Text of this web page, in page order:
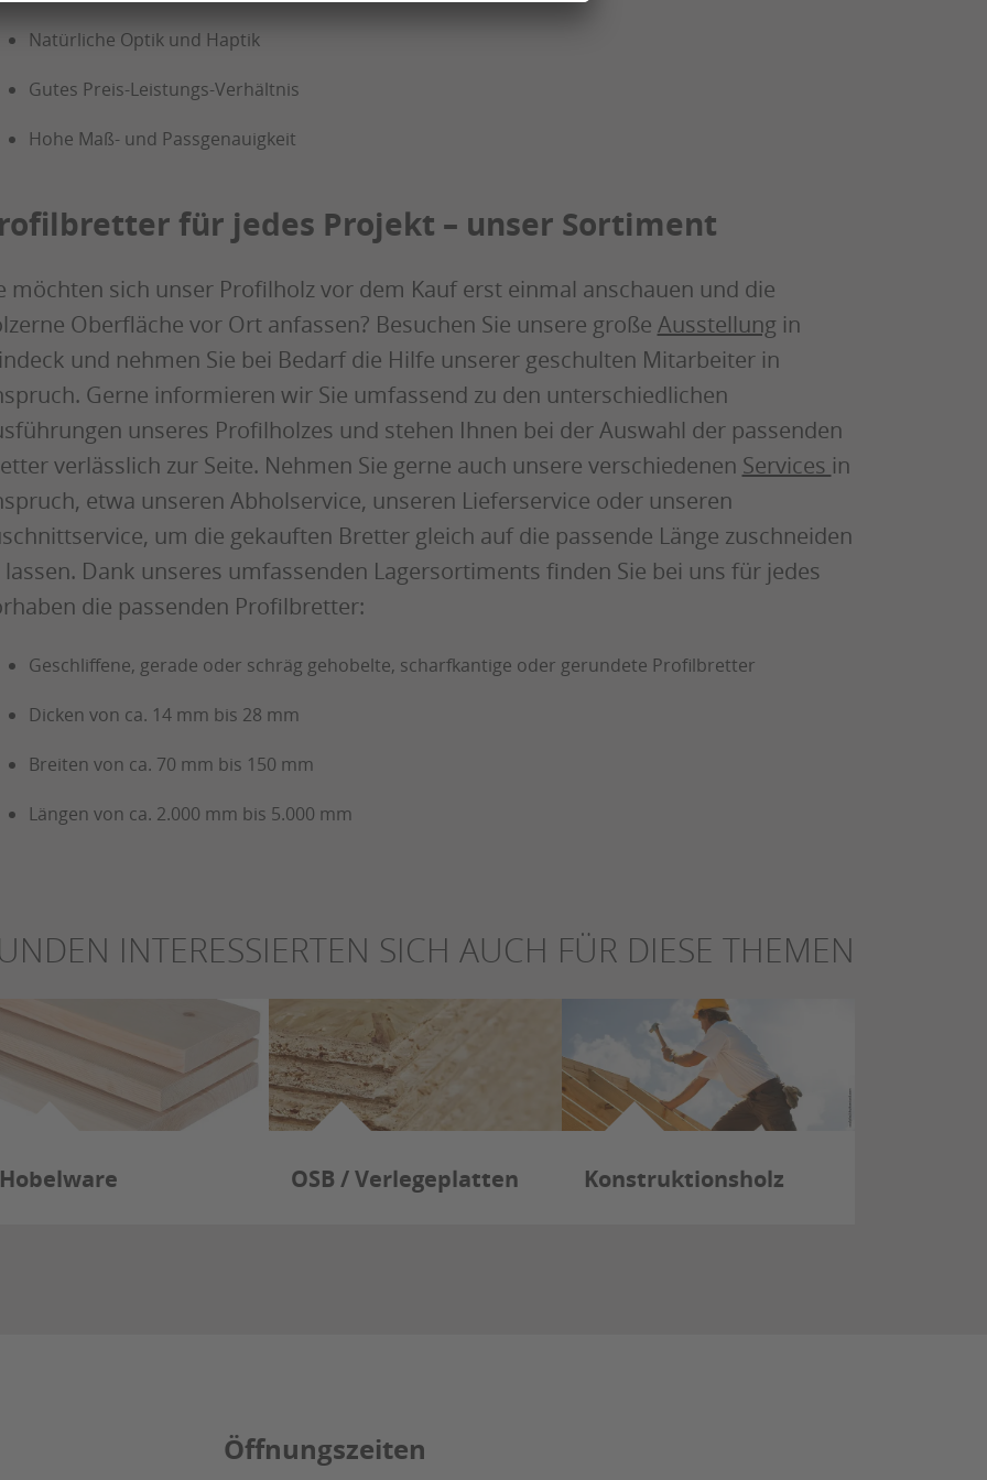
Natürliche Optik und Haptik
Gutes Preis-Leistungs-Verhältnis
Hohe Maß- und Passgenauigkeit
für jedes Projekt – unser Sortiment
möchten sich unser Profilholz vor dem Kauf erst einmal anschauen und die
Oberfläche vor Ort anfassen? Besuchen Sie unsere große Ausstellung in
und nehmen Sie bei Bedarf die Hilfe unserer geschulten Mitarbeiter in
Gerne informieren wir Sie umfassend zu den unterschiedlichen
unseres Profilholzes und stehen Ihnen bei der Auswahl der passenden
verlässlich zur Seite. Nehmen Sie gerne auch unsere verschiedenen Services in
etwa unseren Abholservice, unseren Lieferservice oder unseren
um die gekauften Bretter gleich auf die passende Länge zuschneiden
lassen. Dank unseres umfassenden Lagersortiments finden Sie bei uns für jedes
die passenden Profilbretter:
Geschliffene, gerade oder schräg gehobelte, scharfkantige oder gerundete Profilbretter
Dicken von ca. 14 mm bis 28 mm
Breiten von ca. 70 mm bis 150 mm
Längen von ca. 2.000 mm bis 5.000 mm
INTERESSIERTEN SICH AUCH FÜR DIESE THEMEN
OSB / Verlegeplatten Konstruktionsholz
Öffnungszeiten